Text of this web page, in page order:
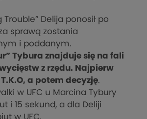
Trouble” Delija ponosił po
sprawą zostania
i poddanym.
Tybura znajduje się na fali
z rzędu. Najpierw
a potem decyzję.
w UFC u Marcina Tybury
i 15 sekund, a dla Deliji
w UFC.